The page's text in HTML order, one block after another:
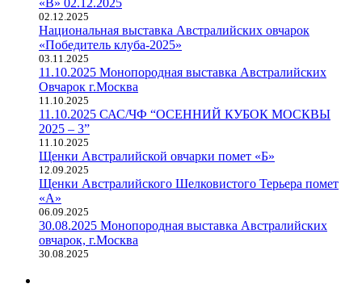
«В» 02.12.2025
02.12.2025
Национальная выставка Австралийских овчарок
«Победитель клуба-2025»
03.11.2025
11.10.2025 Монопородная выставка Австралийских
Овчарок г.Москва
11.10.2025
11.10.2025 САС/ЧФ “ОСЕННИЙ КУБОК МОСКВЫ
2025 – 3”
11.10.2025
Щенки Австралийской овчарки помет «Б»
12.09.2025
Щенки Австралийского Шелковистого Терьера помет
«А»
06.09.2025
30.08.2025 Монопородная выставка Австралийских
овчарок, г.Москва
30.08.2025